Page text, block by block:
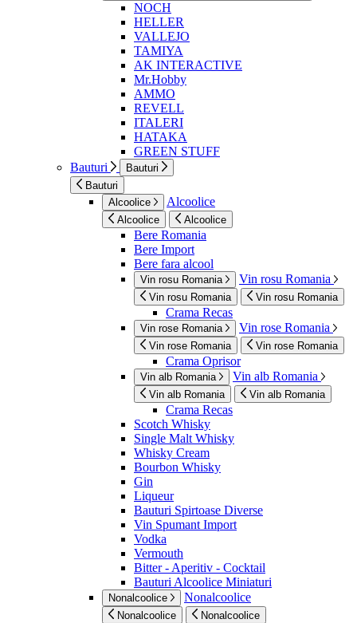
NOCH
HELLER
VALLEJO
TAMIYA
AK INTERACTIVE
Mr.Hobby
AMMO
REVELL
ITALERI
HATAKA
GREEN STUFF
Bauturi
Bauturi
Bauturi
Alcoolice
Alcoolice
Alcoolice Alcoolice
Bere Romania
Bere Import
Bere fara alcool
Vin rosu Romania Vin rosu Romania
Vin rosu Romania Vin rosu Romania
Crama Recas
Vin rose Romania Vin rose Romania
Vin rose Romania Vin rose Romania
Crama Oprisor
Vin alb Romania Vin alb Romania
Vin alb Romania Vin alb Romania
Crama Recas
Scotch Whisky
Single Malt Whisky
Whisky Cream
Bourbon Whisky
Gin
Liqueur
Bauturi Spirtoase Diverse
Vin Spumant Import
Vodka
Vermouth
Bitter - Aperitiv - Cocktail
Bauturi Alcoolice Miniaturi
Nonalcoolice Nonalcoolice
Nonalcoolice Nonalcoolice